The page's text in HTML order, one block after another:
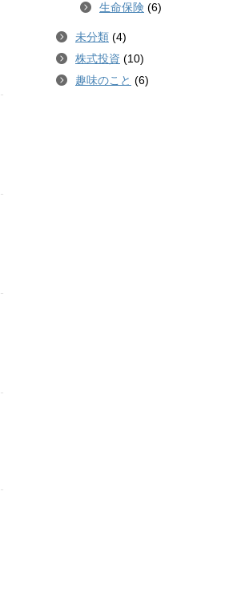
生命保険 (6)
未分類 (4)
株式投資 (10)
趣味のこと (6)